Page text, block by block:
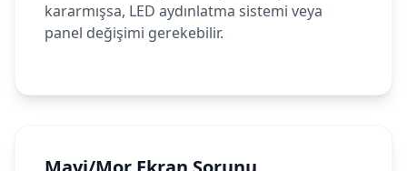
kararmışsa, LED aydınlatma sistemi veya
panel değişimi gerekebilir.